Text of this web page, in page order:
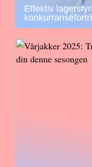
Effektiv